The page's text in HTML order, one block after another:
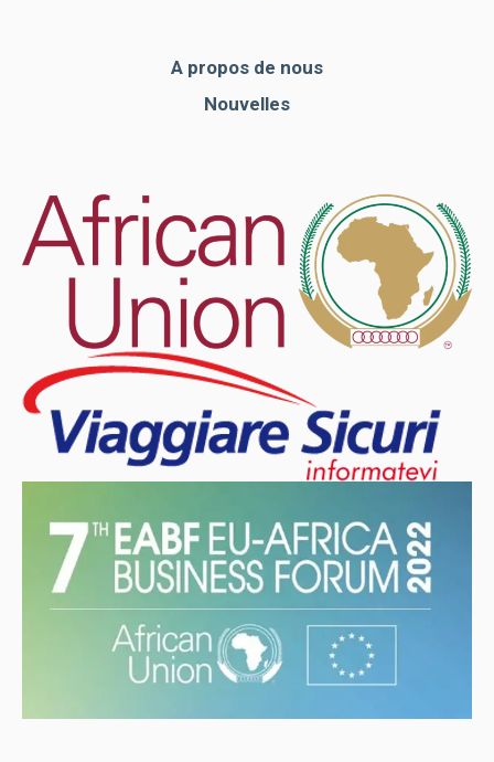
A propos de nous
Nouvelles